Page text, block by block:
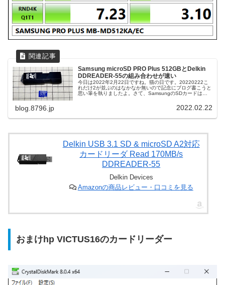
Samsung microSD PRO Plus 512GBとDelkin
DDREADER-55の組み合わせが速い
今日は2022年2月22日ですね。猫の日です。20220222こ
れだけ2が並ぶのはなかなか無いので記念にブログ書こうと
思い筆を執りましたよ。さて、SamsungのSDカードは国
ャパン合同会社で購入できると言うことで必要になるとよ
く買ってるんですが、先日(2021年10月)リニューアルした
と評判だったので買ったのに書かずにいたのを思い出した
はこれ高...
blog.8796.jp 2022.02.22
Delkin USB 3.1 SD & microSD A2対応
カードリーダ Read 170MB/s
DDREADER-55
Delkin Devices
Amazonの商品レビュー・口コミを見る
おまけhp VICTUS16のカードリーダー